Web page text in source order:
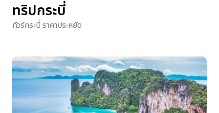
ทริปกระบี่
ทัวร์กระบี่ ราคาประหยัด